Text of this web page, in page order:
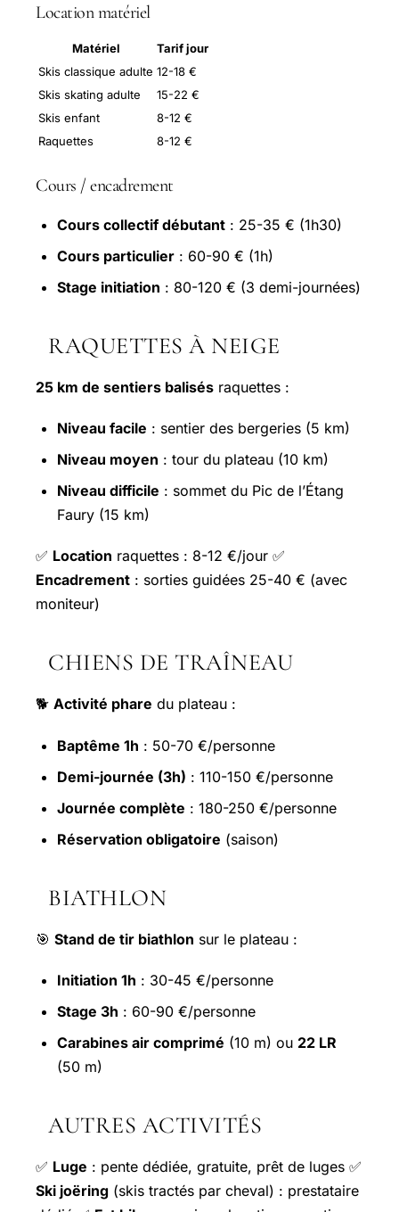
Location matériel
Matériel
Tarif jour
Skis classique adulte 12-18 €
Skis skating adulte
15-22 €
Skis enfant
8-12 €
Raquettes
8-12 €
Cours / encadrement
Cours collectif débutant : 25-35 € (1h30)
Cours particulier : 60-90 € (1h)
Stage initiation : 80-120 € (3 demi-journées)
RAQUETTES À NEIGE
25 km de sentiers balisés raquettes :
Niveau facile : sentier des bergeries (5 km)
Niveau moyen : tour du plateau (10 km)
Niveau difficile : sommet du Pic de l’Étang
Faury (15 km)
✅ Location raquettes : 8-12 €/jour ✅
Encadrement : sorties guidées 25-40 € (avec
moniteur)
CHIENS DE TRAÎNEAU
🐕 Activité phare du plateau :
Baptême 1h : 50-70 €/personne
Demi-journée (3h) : 110-150 €/personne
Journée complète : 180-250 €/personne
Réservation obligatoire (saison)
BIATHLON
🎯 Stand de tir biathlon sur le plateau :
Initiation 1h : 30-45 €/personne
Stage 3h : 60-90 €/personne
Carabines air comprimé (10 m) ou 22 LR
(50 m)
AUTRES ACTIVITÉS
✅ Luge : pente dédiée, gratuite, prêt de luges ✅
Ski joëring (skis tractés par cheval) : prestataire